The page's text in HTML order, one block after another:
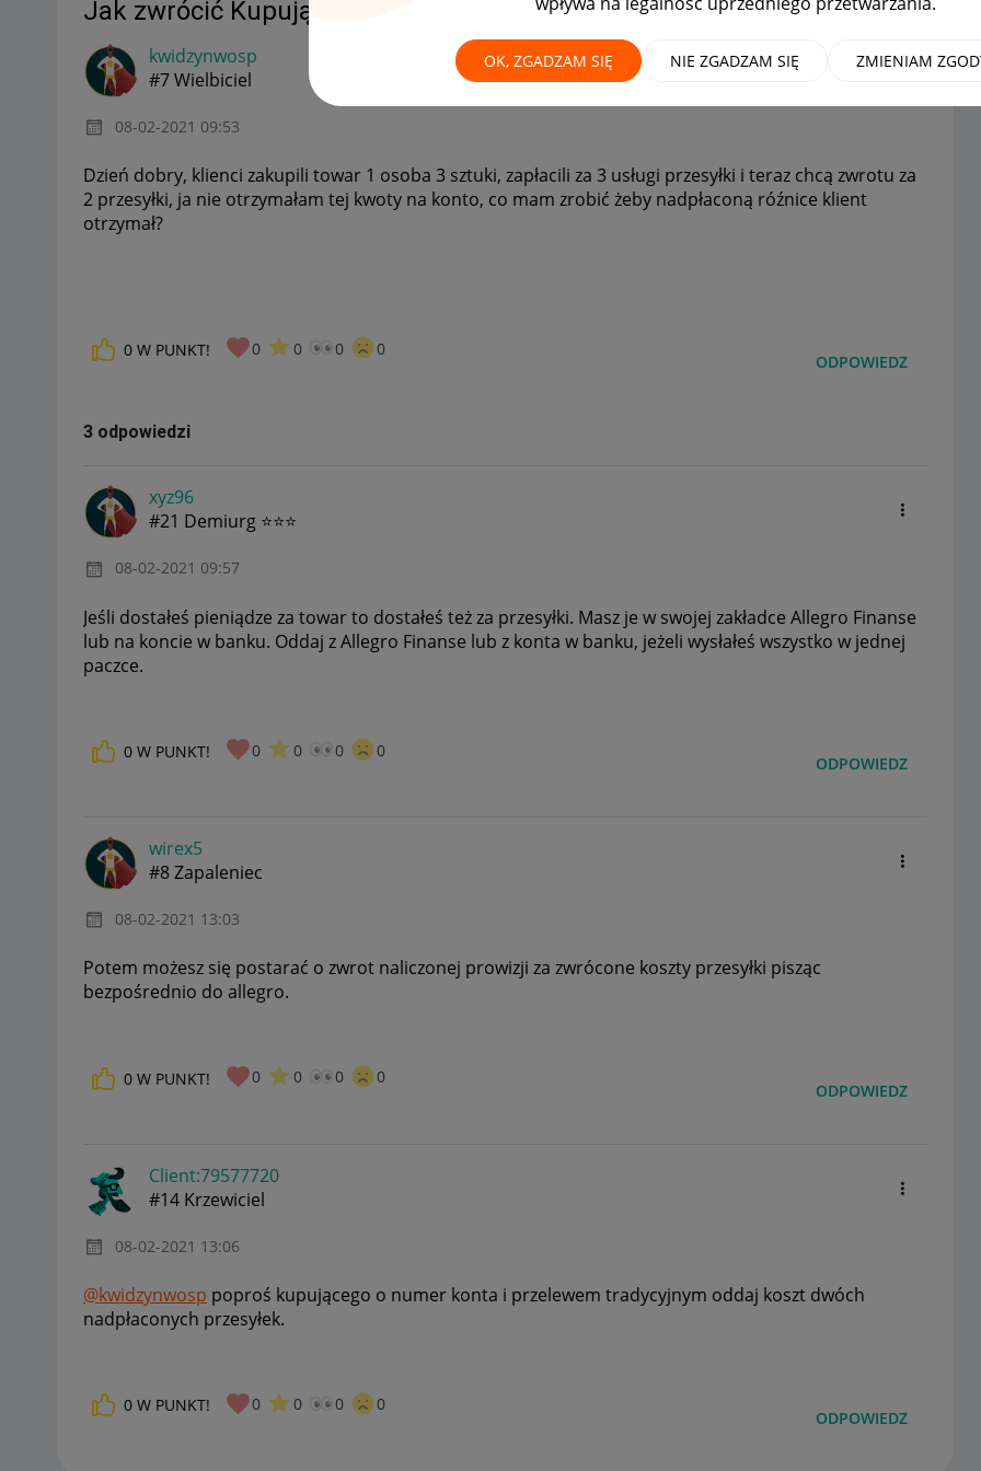
OK, ZGADZAM SIĘ NIE ZGADZAM SIĘ ZMIENIAM
Jak zwrócić Kupującemu pieniądze za przesyłkę?
kwidzynwosp
#7 Wielbiciel
‎08-02-2021 09:53
Dzień dobry, klienci zakupili towar 1 osoba 3 sztuki, zapłacili za 3 usługi przesyłki i teraz chcą zwrotu za
2 przesyłki, ja nie otrzymałam tej kwoty na konto, co mam zrobić żeby nadpłaconą róźnice klient
otrzymał?
0 W PUNKT! 0 0 0 0
ODPOWIEDZ
3 odpowiedzi
xyz96
#21 Demiurg ⭐⭐⭐
‎08-02-2021 09:57
Jeśli dostałeś pieniądze za towar to dostałeś też za przesyłki. Masz je w swojej zakładce Allegro Finanse
lub na koncie w banku. Oddaj z Allegro Finanse lub z konta w banku, jeżeli wysłałeś wszystko w jednej
paczce.
0 W PUNKT! 0 0 0 0
ODPOWIEDZ
wirex5
#8 Zapaleniec
‎08-02-2021 13:03
Potem możesz się postarać o zwrot naliczonej prowizji za zwrócone koszty przesyłki pisząc
bezpośrednio do allegro.
0 W PUNKT! 0 0 0 0
ODPOWIEDZ
Client:79577720
#14 Krzewiciel
‎08-02-2021 13:06
@kwidzynwosp poproś kupującego o numer konta i przelewem tradycyjnym oddaj koszt dwóch
nadpłaconych przesyłek.
0 W PUNKT! 0 0 0 0
ODPOWIEDZ